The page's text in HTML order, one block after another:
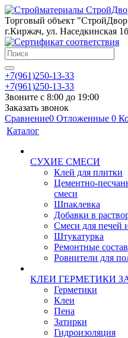
Торговый объект
г.Киржач, ул. Наседкинская 1б
+7(961)250-13-33
+7(961)250-13-33
Звоните с 8:00 до 19:00
Заказать звонок
Сравнение0 Отложенные 0
Каталог
СУХИЕ СМЕСИ
Клей для плитки
Цементно-
смеси
Шпаклевка
Добавки в
Смеси для печей
Штукатурка
Ремонтные
Ровнители для
КЛЕИ ГЕРМЕТИКИ
Герметики
Клеи
Пена
Затирки
Гидроизоляция